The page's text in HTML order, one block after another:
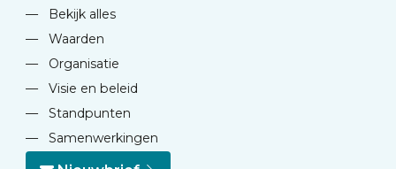
—
Bekijk alles
—
Waarden
—
Organisatie
—
Visie en beleid
—
Standpunten
—
Samenwerkingen